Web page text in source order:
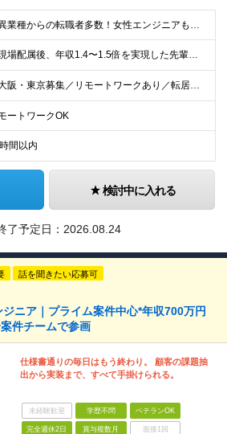
【異業種からの転職者多数！女性エンジニアも活躍中】 ◆学歴不問 ◆未経験OK ≪こんな方を歓迎しています≫ ◎未経験から成長できる環境で活躍したい方 ◎大学やスクールでIT系のスキルを学んだことのあ
【現場配属後、年収1.4〜1.5倍を実現した先輩も！残業代全額支給】 ◆給与は経験やスキルに応じて決定します ◆年俸制250万円～350万円（1/12を月々支給） ≪年収UPの例≫ ◎飲食業からのキ
【大阪・東京募集／リモートワークあり／転居を伴う転勤なし】 東京本社、大阪事務所、または東京23区内・関西（大阪・兵庫）の各クライアント先勤務 ◆入社後、約1年間はクライアント先ではなく 自社内（東
ートワークOK
間以内
検討中に入れる
了予定日： 2026.08.24
話を聞きたい応募可
ニア｜プライム案件中心*年収700万円
件チームで参画
仕様書通りの毎日はもう終わり。 顧客の課題抽
出から実装まで、すべて手掛けられる。
未経験歓迎 学歴不問 ベテランOK
完全週休2日 賞与複数月 面接1回